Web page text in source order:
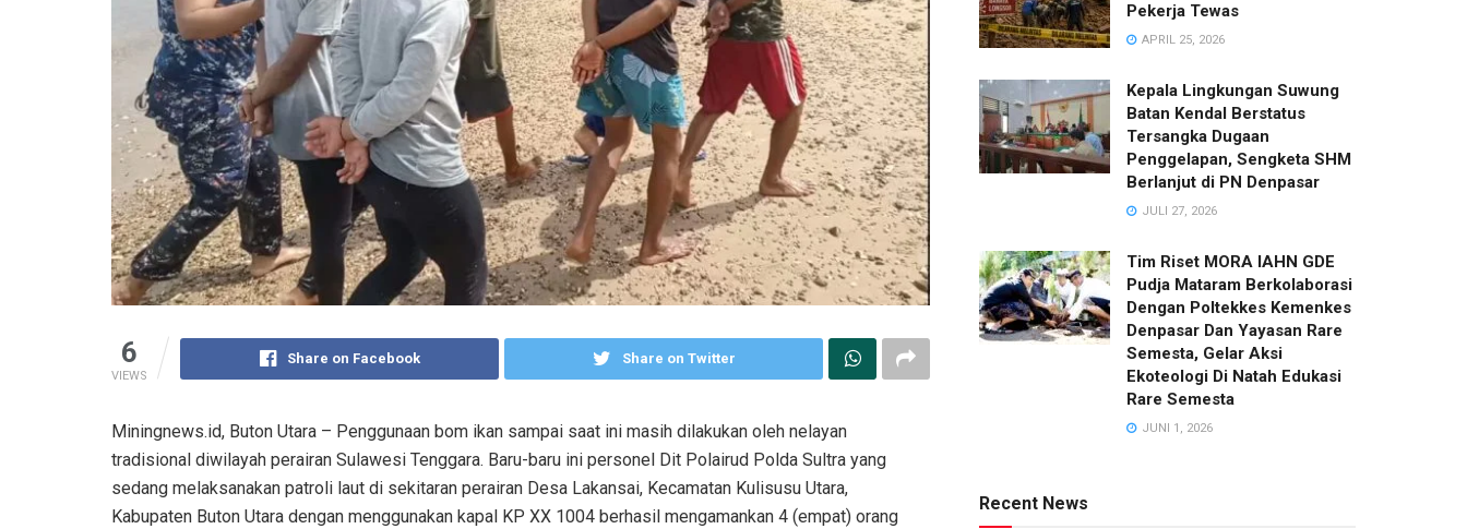
6
VIEWS
Share on Facebook Share on Twitter
Miningnews.id, Buton Utara – Penggunaan bom ikan sampai saat ini masih dilakukan oleh nelayan
tradisional diwilayah perairan Sulawesi Tenggara. Baru-baru ini personel Dit Polairud Polda Sultra yang
sedang melaksanakan patroli laut di sekitaran perairan Desa Lakansai, Kecamatan Kulisusu Utara,
Kabupaten Buton Utara dengan menggunakan kapal KP XX 1004 berhasil mengamankan 4 (empat) orang
Pekerja Tewas
APRIL 25, 2026
Kepala Lingkungan Suwung
Batan Kendal Berstatus
Tersangka Dugaan
Penggelapan, Sengketa SHM
Berlanjut di PN Denpasar
JULI 27, 2026
Tim Riset MORA IAHN GDE
Pudja Mataram Berkolaborasi
Dengan Poltekkes Kemenkes
Denpasar Dan Yayasan Rare
Semesta, Gelar Aksi
Ekoteologi Di Natah Edukasi
Rare Semesta
JUNI 1, 2026
Recent News